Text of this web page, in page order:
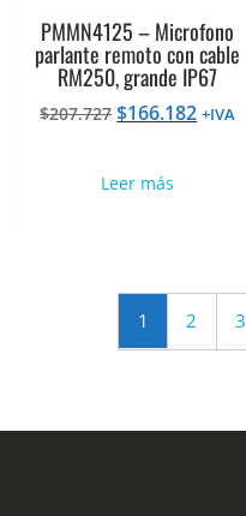
PMMN4125 – Microfono
parlante remoto con cable
RM250, grande IP67
$207.727El
era:
$166.182El+IVA
Leer más
1 2 3